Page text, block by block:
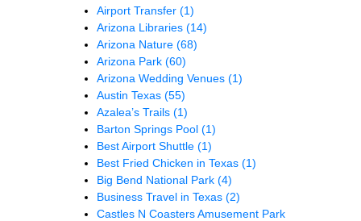
Airport Transfer (1)
Arizona Libraries (14)
Arizona Nature (68)
Arizona Park (60)
Arizona Wedding Venues (1)
Austin Texas (55)
Azalea’s Trails (1)
Barton Springs Pool (1)
Best Airport Shuttle (1)
Best Fried Chicken in Texas (1)
Big Bend National Park (4)
Business Travel in Texas (2)
Castles N Coasters Amusement Park